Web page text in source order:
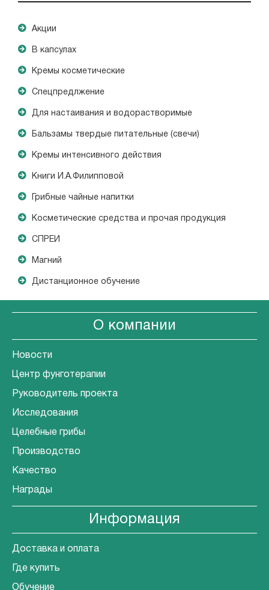
Акции
В капсулах
Кремы косметические
Спецпредлжение
Для настаивания и водорастворимые
Бальзамы твердые питательные (свечи)
Кремы интенсивного действия
Книги И.А.Филипповой
Грибные чайные напитки
Косметические средства и прочая продукция
СПРЕИ
Магний
Дистанционное обучение
О компании
Новости
Центр фунготерапии
Руководитель проекта
Исследования
Целебные грибы
Производство
Качество
Награды
Информация
Доставка и оплата
Где купить
Обучение